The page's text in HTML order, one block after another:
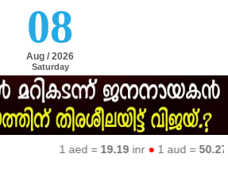
08
Aug / 2026
Saturday
1 aed =19.19inr● 1 aud =50.27inr